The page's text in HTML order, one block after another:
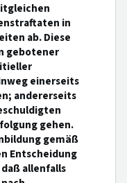
in
ab. Diese
gebotener
einerseits
andererseits
gehen.
gemäß
Entscheidung
allenfalls